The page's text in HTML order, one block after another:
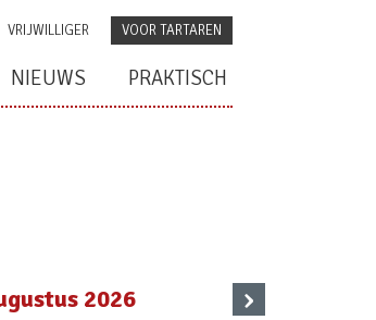
VOOR TARTAREN
VRIJWILLIGER
NIEUWS PRAKTISCH
2026 ›